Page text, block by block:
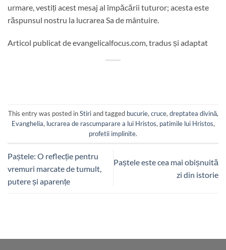
urmare, vestiți acest mesaj al împăcării tuturor; acesta este
răspunsul nostru la lucrarea Sa de mântuire.
Articol publicat de evangelicalfocus.com, tradus și adaptat
This entry was posted inStiriand tagged bucurie, cruce, dreptatea divină,
Evanghelia, lucrarea de rascumparare a lui Hristos, patimile lui Hristos,
profetii implinite.
Paștele: O reflecție pentru
vremuri marcate de tumult,
putere și aparențe
Paștele este cea mai obișnuită
zi din istorie